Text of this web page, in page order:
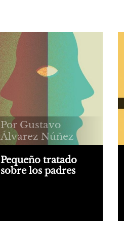
Por Gustavo
Álvarez Núñez
Pequeño tratado
sobre los padres